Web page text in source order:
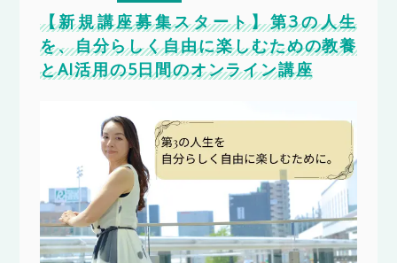
【新規講座募集スタート】第3の人生
を、自分らしく自由に楽しむための教養
とAI活用の5日間のオンライン講座